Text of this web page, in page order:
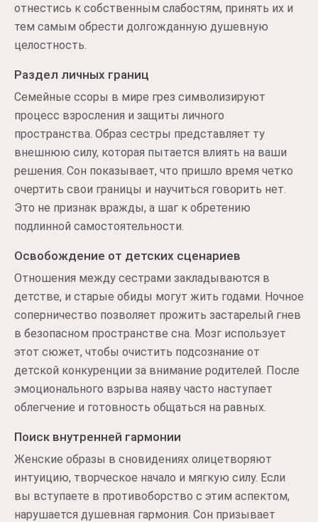
отнестись к собственным слабостям, принять их и
тем самым обрести долгожданную душевную
целостность.
Раздел личных границ
Семейные ссоры в мире грез символизируют
процесс взросления и защиты личного
пространства. Образ сестры представляет ту
внешнюю силу, которая пытается влиять на ваши
решения. Сон показывает, что пришло время четко
очертить свои границы и научиться говорить нет.
Это не признак вражды, а шаг к обретению
подлинной самостоятельности.
Освобождение от детских сценариев
Отношения между сестрами закладываются в
детстве, и старые обиды могут жить годами. Ночное
соперничество позволяет прожить застарелый гнев
в безопасном пространстве сна. Мозг использует
этот сюжет, чтобы очистить подсознание от
детской конкуренции за внимание родителей. После
эмоционального взрыва наяву часто наступает
облегчение и готовность общаться на равных.
Поиск внутренней гармонии
Женские образы в сновидениях олицетворяют
интуицию, творческое начало и мягкую силу. Если
вы вступаете в противоборство с этим аспектом,
нарушается душевная гармония. Сон призывает